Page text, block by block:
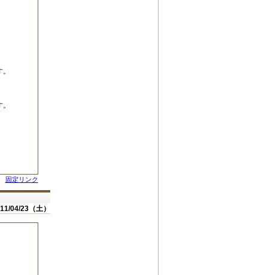
固定リンク
04/23（土）